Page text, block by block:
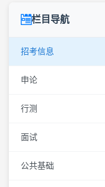
栏目导航
招考信息
申论
行测
面试
公共基础